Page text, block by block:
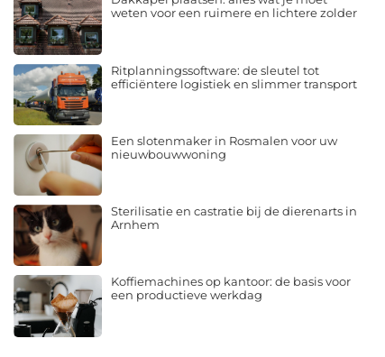
weten voor een ruimere en lichtere zolder
Ritplanningssoftware: de sleutel tot
efficiëntere logistiek en slimmer transport
Een slotenmaker in Rosmalen voor uw
nieuwbouwwoning
Sterilisatie en castratie bij de dierenarts in
Arnhem
Koffiemachines op kantoor: de basis voor
een productieve werkdag